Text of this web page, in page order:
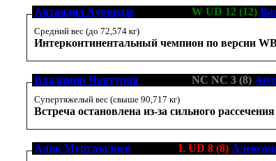
Автандил Хурцидзе W UD 12 (12)
Средний вес (до 72,574 кг)
Интерконтинентальный чемпион по версии
Владимир Чантурия NC NC 3 (8)
Супертяжелый вес (свыше 90,717 кг)
Встреча остановлена из-за сильного
Алик Муртазалиев L UD 8 (8)